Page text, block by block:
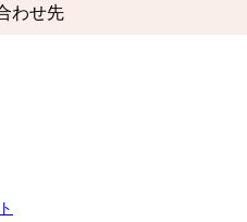
わせ先